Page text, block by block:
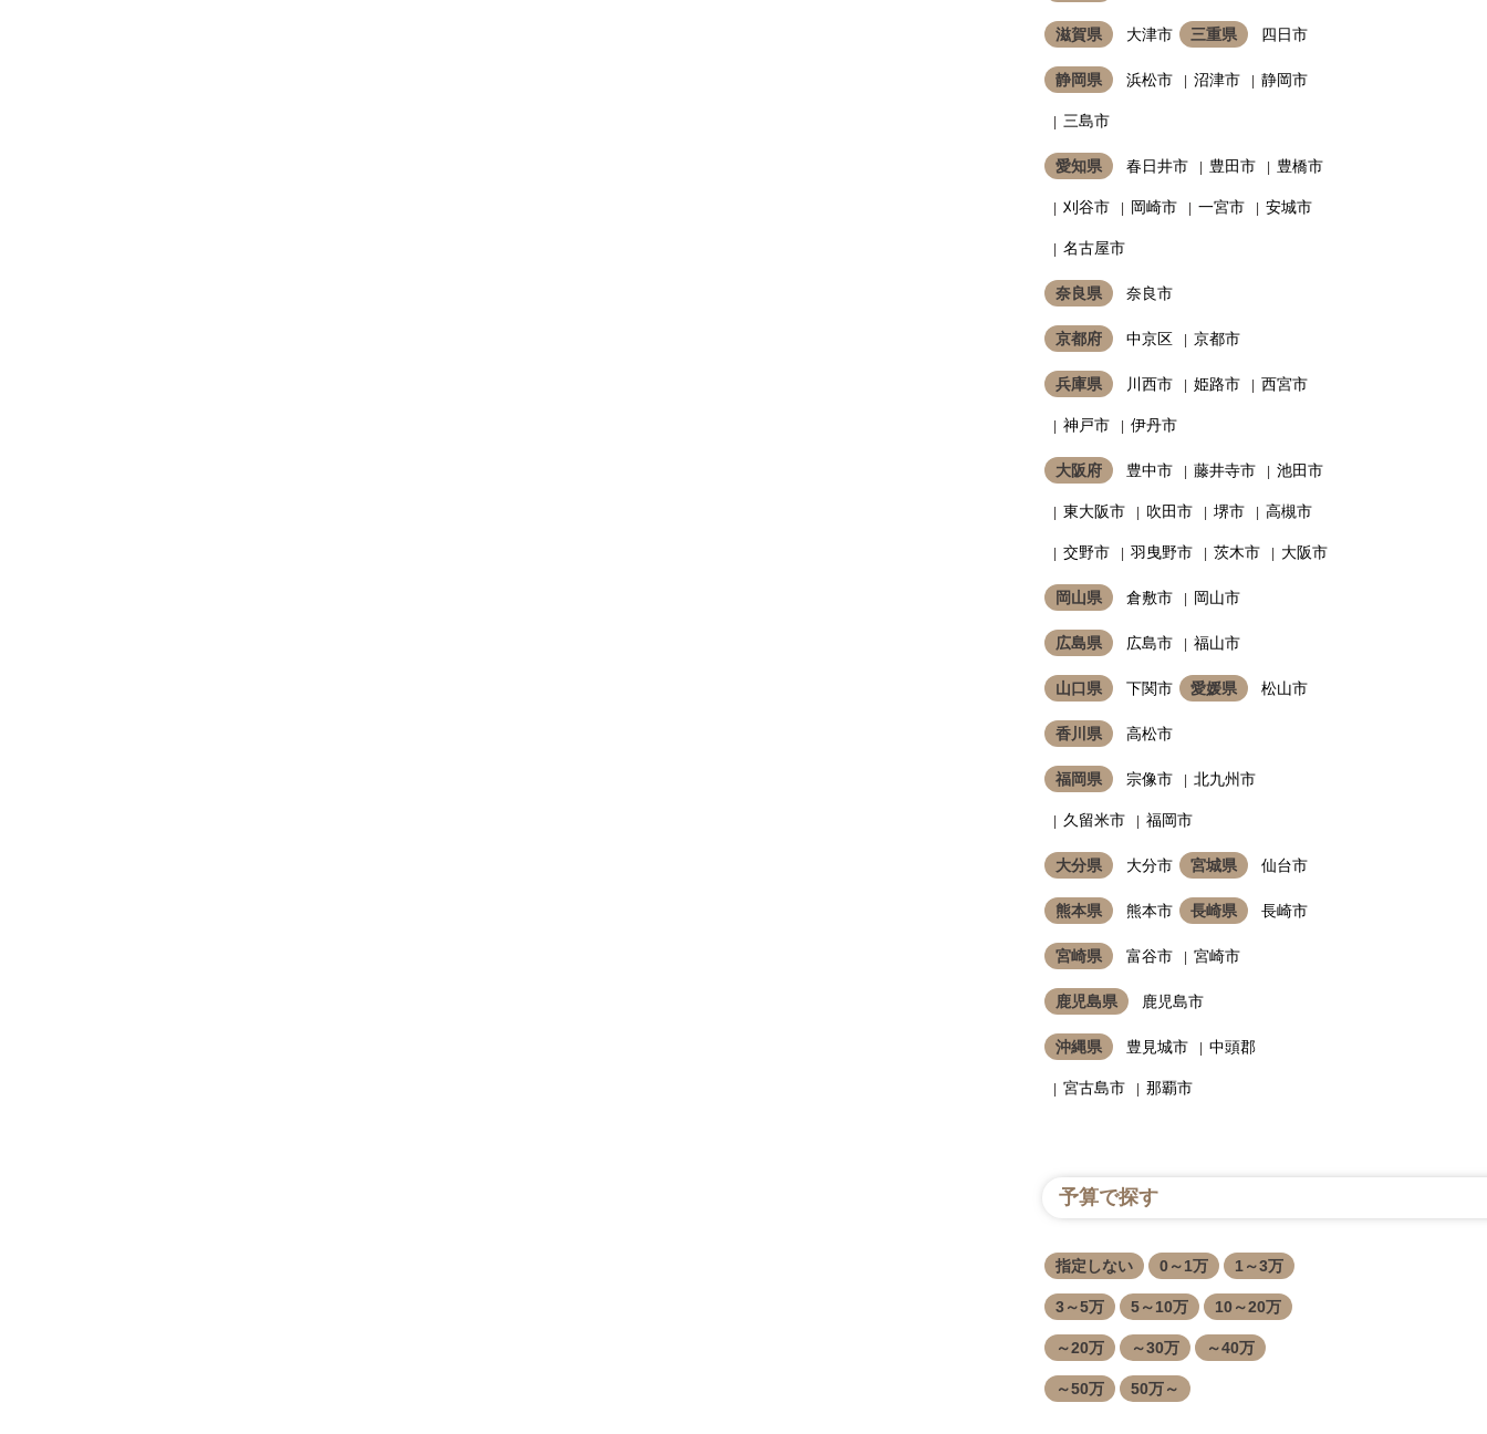
滋賀県 大津市 三重県 四日市
静岡県 浜松市 沼津市 静岡市
三島市
愛知県 春日井市 豊田市 豊橋市
刈谷市 岡崎市 一宮市 安城市
名古屋市
奈良県 奈良市
京都府 中京区 京都市
兵庫県 川西市 姫路市 西宮市
神戸市 伊丹市
大阪府 豊中市 藤井寺市 池田市
東大阪市 吹田市 堺市 高槻市
交野市 羽曳野市 茨木市 大阪市
岡山県 倉敷市 岡山市
広島県 広島市 福山市
山口県 下関市 愛媛県 松山市
香川県 高松市
福岡県 宗像市 北九州市
久留米市 福岡市
大分県 大分市 宮城県 仙台市
熊本県 熊本市 長崎県 長崎市
宮崎県 富谷市 宮崎市
鹿児島県 鹿児島市
沖縄県 豊見城市 中頭郡
宮古島市 那覇市
予算で探す
指定しない 0～1万 1～3万
3～5万 5～10万 10～20万
～20万 ～30万 ～40万
～50万 50万～